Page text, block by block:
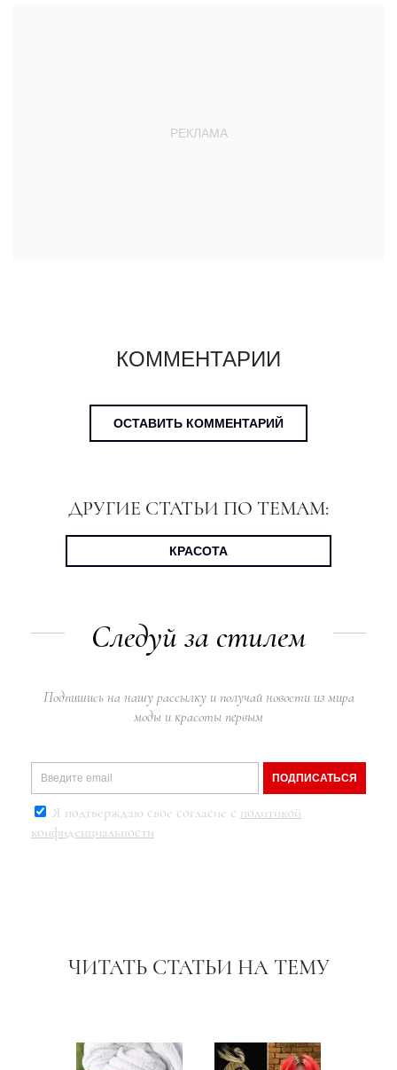
КОММЕНТАРИИ
ОСТАВИТЬ КОММЕНТАРИЙ
ДРУГИЕ СТАТЬИ ПО ТЕМАМ:
КРАСОТА
Следуй за стилем
Подпишись на нашу рассылку и получай новости из мира
моды и красоты первым
ПОДПИСАТЬСЯ
Я подтверждаю свое согласие с политикой
конфиденциальности
ЧИТАТЬ СТАТЬИ НА ТЕМУ